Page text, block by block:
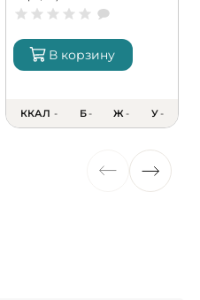
В корзину
ККАЛ - Б- Ж - У-